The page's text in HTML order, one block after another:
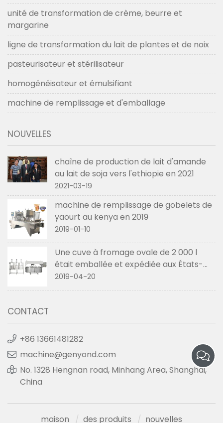
unité de transformation de crème, beurre et
margarine
ligne de transformation du lait de plantes et de noix
pasteurisateur et stérilisateur
homogénéisateur et émulsifiant
machine de remplissage et d'emballage
NOUVELLES
chaîne de production de lait d'amande
au lait de soja vers l'ethiopie en 2021
2021-03-19
machine de remplissage de gobelets de
yaourt au kenya en 2019
2019-01-10
Une cuve à fromage ovale de 2 000 l
était emballée et expédiée aux États-
Unis en avril 2019
2019-04-20
CONTACT
+86 13661481282
machine@genyond.com
No. 1328 Hengnan road, Minhang Area, Shanghai,
China
maison des produits nouvelles